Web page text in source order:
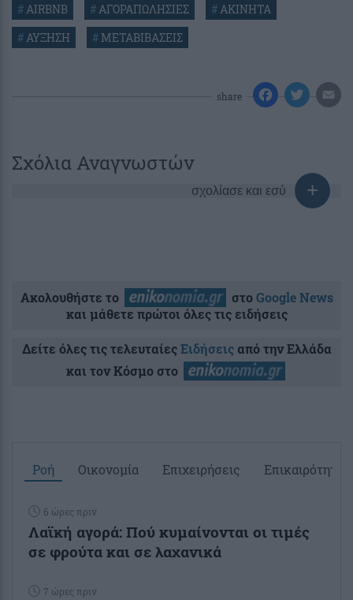
#AIRBNB #ΑΓΟΡΑΠΩΛΗΣΙΕΣ #ΑΚΙΝΗΤΑ
#ΑΥΞΗΣΗ # ΜΕΤΑΒΙΒΑΣΕΙΣ
share
Σχόλια Αναγνωστών
σχολίασε και εσύ
Ακολουθήστε το στοGoogle News
και μάθετε πρώτοι όλες τις ειδήσεις
Δείτε όλες τις τελευταίεςΕιδήσειςαπό την Ελλάδα
και τον Κόσμο στο
Ροή Οικονομία Επιχειρήσεις Επικαιρότητα
6 ώρες πριν
Λαϊκή αγορά: Πού κυμαίνονται οι τιμές
σε φρούτα και σε λαχανικά
7 ώρες πριν